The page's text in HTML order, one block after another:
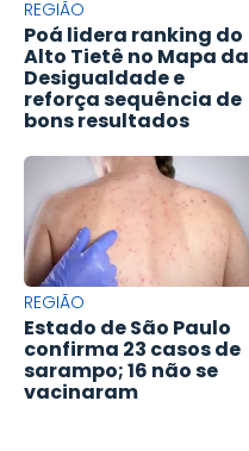
REGIÃO
Poá lidera ranking do
Alto Tietê no Mapa da
Desigualdade e
reforça sequência de
bons resultados
REGIÃO
Estado de São Paulo
confirma 23 casos de
sarampo; 16 não se
vacinaram